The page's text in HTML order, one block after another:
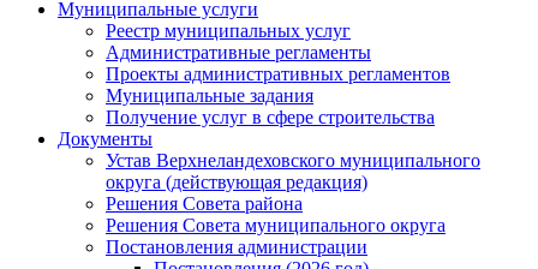
Муниципальные услуги
Реестр муниципальных услуг
Административные регламенты
Проекты административных регламентов
Муниципальные задания
Получение услуг в сфере строительства
Документы
Устав Верхнеландеховского муниципального
округа (действующая редакция)
Решения Совета района
Решения Совета муниципального округа
Постановления администрации